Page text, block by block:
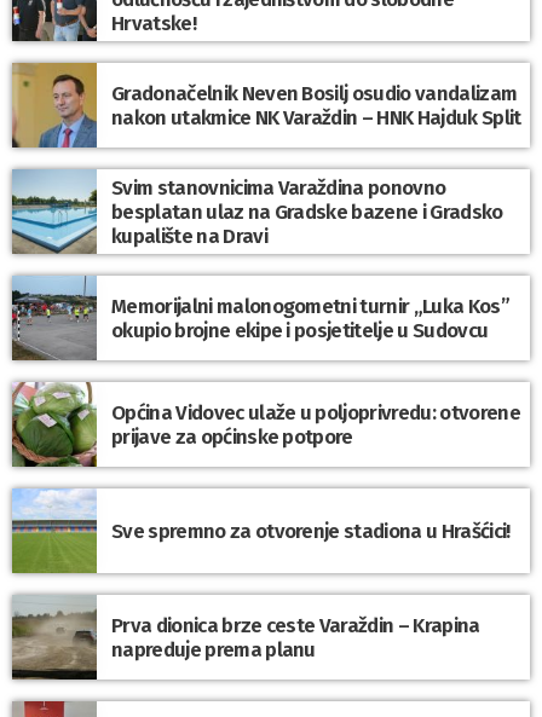
Hrvatske!
Gradonačelnik Neven Bosilj osudio vandalizam
nakon utakmice NK Varaždin – HNK Hajduk Split
Svim stanovnicima Varaždina ponovno
besplatan ulaz na Gradske bazene i Gradsko
kupalište na Dravi
Memorijalni malonogometni turnir „Luka Kos”
okupio brojne ekipe i posjetitelje u Sudovcu
Općina Vidovec ulaže u poljoprivredu: otvorene
prijave za općinske potpore
Sve spremno za otvorenje stadiona u Hrašćici!
Prva dionica brze ceste Varaždin – Krapina
napreduje prema planu